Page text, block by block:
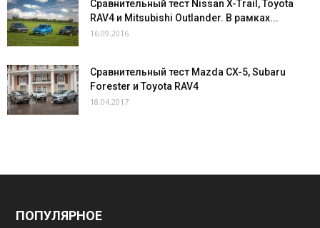
Сравнительный тест Nissan X-Trail, Toyota
RAV4 и Mitsubishi Outlander. В рамках...
16.09.2016
Сравнительный тест Mazda CX-5, Subaru
Forester и Toyota RAV4
18.04.2017
ПОПУЛЯРНОЕ